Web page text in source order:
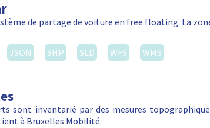
de partage de voiture en free floating. La
JSON SHP SLD WFS WMS
sont inventarié par des mesures
à Bruxelles Mobilité.